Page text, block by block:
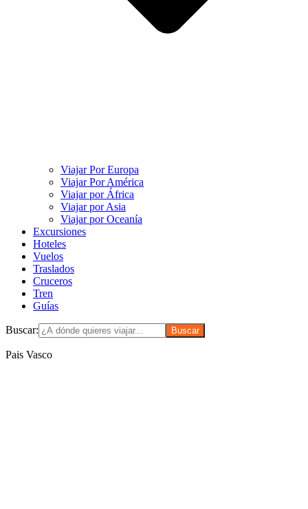
Viajar Por Europa
Viajar Por América
Viajar por África
Viajar por Asia
Viajar por Oceanía
Excursiones
Hoteles
Vuelos
Traslados
Cruceros
Tren
Guías
Buscar:
Pais Vasco